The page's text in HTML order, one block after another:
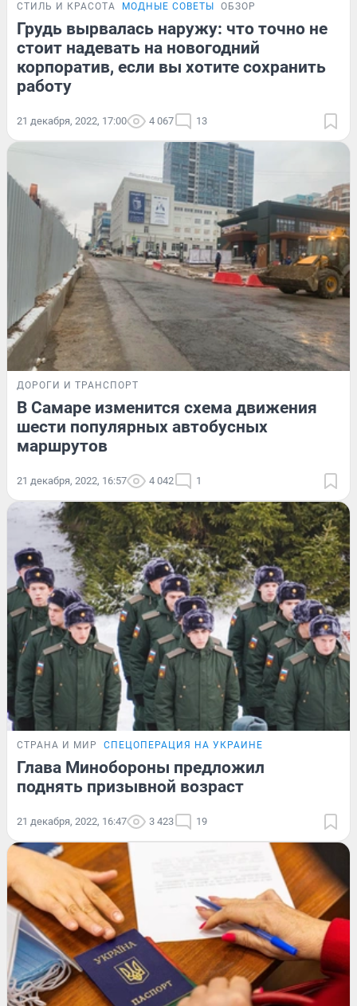
СТИЛЬ И КРАСОТА МОДНЫЕ СОВЕТЫ ОБЗОР
Грудь вырвалась наружу: что точно не
стоит надевать на новогодний
корпоратив, если вы хотите сохранить
работу
21 декабря, 2022, 17:00 4 067 13
ДОРОГИ И ТРАНСПОРТ
В Самаре изменится схема движения
шести популярных автобусных
маршрутов
21 декабря, 2022, 16:57 4 042 1
СТРАНА И МИР СПЕЦОПЕРАЦИЯ НА УКРАИНЕ
Глава Минобороны предложил
поднять призывной возраст
21 декабря, 2022, 16:47 3 423 19